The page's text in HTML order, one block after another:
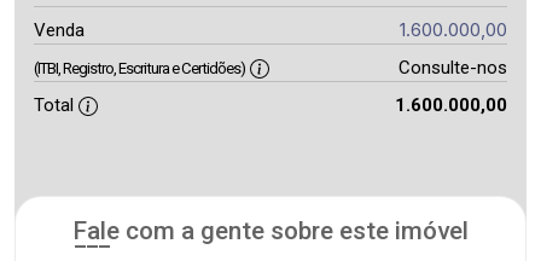
Venda 1.600.000,00
(ITBI, Registro, Escritura e Certidões)
Consulte-nos
Total
1.600.000,00
Fale com a gente sobre este imóvel